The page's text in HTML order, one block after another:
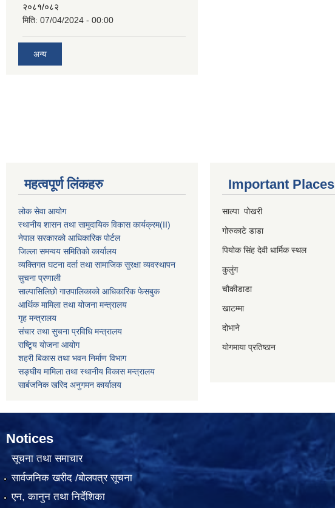
२०८१/०८२
मिति: 07/04/2024 - 00:00
अन्य
महत्वपूर्ण लिंकहरु
लोक सेवा आयोग
स्थानीय शासन तथा सामुदायिक विकास कार्यक्रम(II)
नेपाल सरकारको आधिकारिक पोर्टल
जिल्ला समन्वय समितिको कार्यालय
व्यक्तिगत घटना दर्ता तथा सामाजिक सुरक्षा व्यवस्थापन
सुचना प्रणाली
साल्पासिलिछो गाउपालिकाको आधिकारिक फेसबुक
आर्थिक मामिला तथा योजना मन्त्रालय
गृह मन्त्रालय
संचार तथा सुचना प्रविधि मन्त्रालय
राष्टि्ृय योजना आयोग
शहरी बिकास तथा भवन निर्माण विभाग
सङ्घीय मामिला तथा स्थानीय विकास मन्त्रालय
सार्बजनिक खरिद अनुगमन कार्यालय
Important Places
साल्पा पोखरी
गोरुकाटे डाडा
पियोक सिंह देवी धार्मिक स्थल
कुलुंग
चौकीडाडा
खाटम्मा
दोभाने
योगमाया प्रतिष्ठान
Notices
सूचना तथा समाचार
सार्वजनिक खरीद /बोलपत्र सूचना
एन, कानुन तथा निर्देशिका